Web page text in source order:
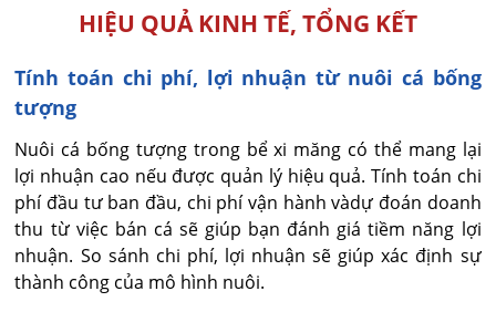
HIỆU QUẢ KINH TẾ, TỔNG KẾT
Tính toán chi phí, lợi nhuận từ nuôi cá bống
tượng
Nuôi cá bống tượng trong bể xi măng có thể mang lại
lợi nhuận cao nếu được quản lý hiệu quả. Tính toán chi
phí đầu tư ban đầu, chi phí vận hành vàdự đoán doanh
thu từ việc bán cá sẽ giúp bạn đánh giá tiềm năng lợi
nhuận. So sánh chi phí, lợi nhuận sẽ giúp xác định sự
thành công của mô hình nuôi.